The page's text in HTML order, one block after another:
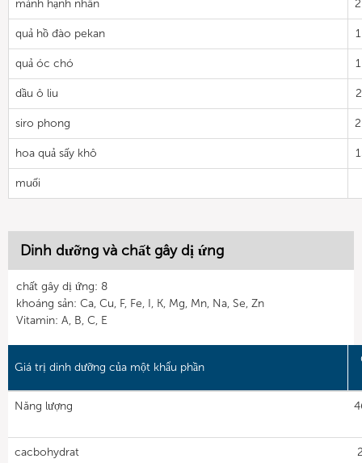
mảnh hạnh nhân
quả hồ đào pekan
quả óc chó
dầu ô liu
siro phong
hoa quả sấy khô
muối
Dinh dưỡng và chất gây dị ứng
chất gây dị ứng: 8
khoáng sản: Ca, Cu, F, Fe, I, K, Mg, Mn, Na, Se, Zn
Vitamin: A, B, C, E
Giá trị dinh dưỡng của một khẩu phần
Năng lượng
cacbohydrat